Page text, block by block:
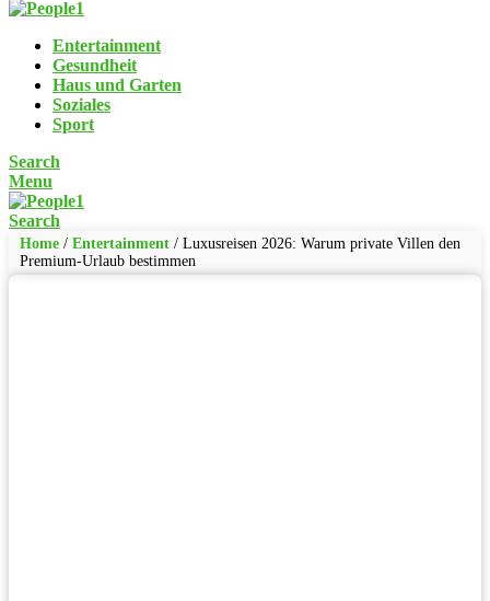
Entertainment
Gesundheit
Haus und Garten
Soziales
Sport
Search
Menu
Search
Home / Entertainment / Luxusreisen 2026: Warum private Villen den
Premium-Urlaub bestimmen